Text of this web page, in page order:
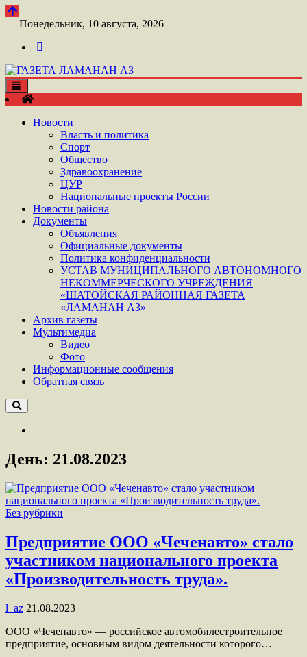
Перейти
Понедельник, 10 августа, 2026
ГАЗЕТА ЛАМАНАН АЗ
ШАТОЙСКАЯ ГАЗЕТА ЛАМАНАН АЗ
Toggle
navigation
Новости
Власть и политика
Спорт
Общество
Здравоохранение
ЦУР
Национальные проекты России
Новости района
Документы
Объявления
Официальные документы
Политика конфиденциальности
УСТАВ МУНИЦИПАЛЬНОГО АВТОНОМНОГО
НЕКОММЕРЧЕСКОГО УЧРЕЖДЕНИЯ
«ШАТОЙСКАЯ РАЙОННАЯ ГАЗЕТА
«ЛАМАНАН АЗ»
Архив газеты
Мультимедиа
Видео
Фото
Информационные сообщения
Обратная связь
День: 21.08.2023
Без рубрики
Предприятие ООО «Чеченавто» стало
участником национального проекта
«Производительность труда».
l_az 21.08.2023
ООО «Чеченавто» — российское автомобилестроительное
предприятие, основным видом деятельности которого…